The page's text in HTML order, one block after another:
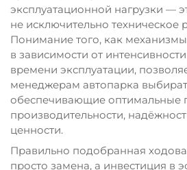
эксплуатационной нагрузки —
не исключительно техническое
Понимание того, как
в зависимости от
времени эксплуатации,
менеджерам автопарка
обеспечивающие оптимальные
производительности,
ценности.
Правильно подобранная
просто замена, а инвестиция в